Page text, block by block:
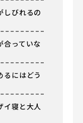
しびれるの
合っていな
るにはどう
イ寝と大人